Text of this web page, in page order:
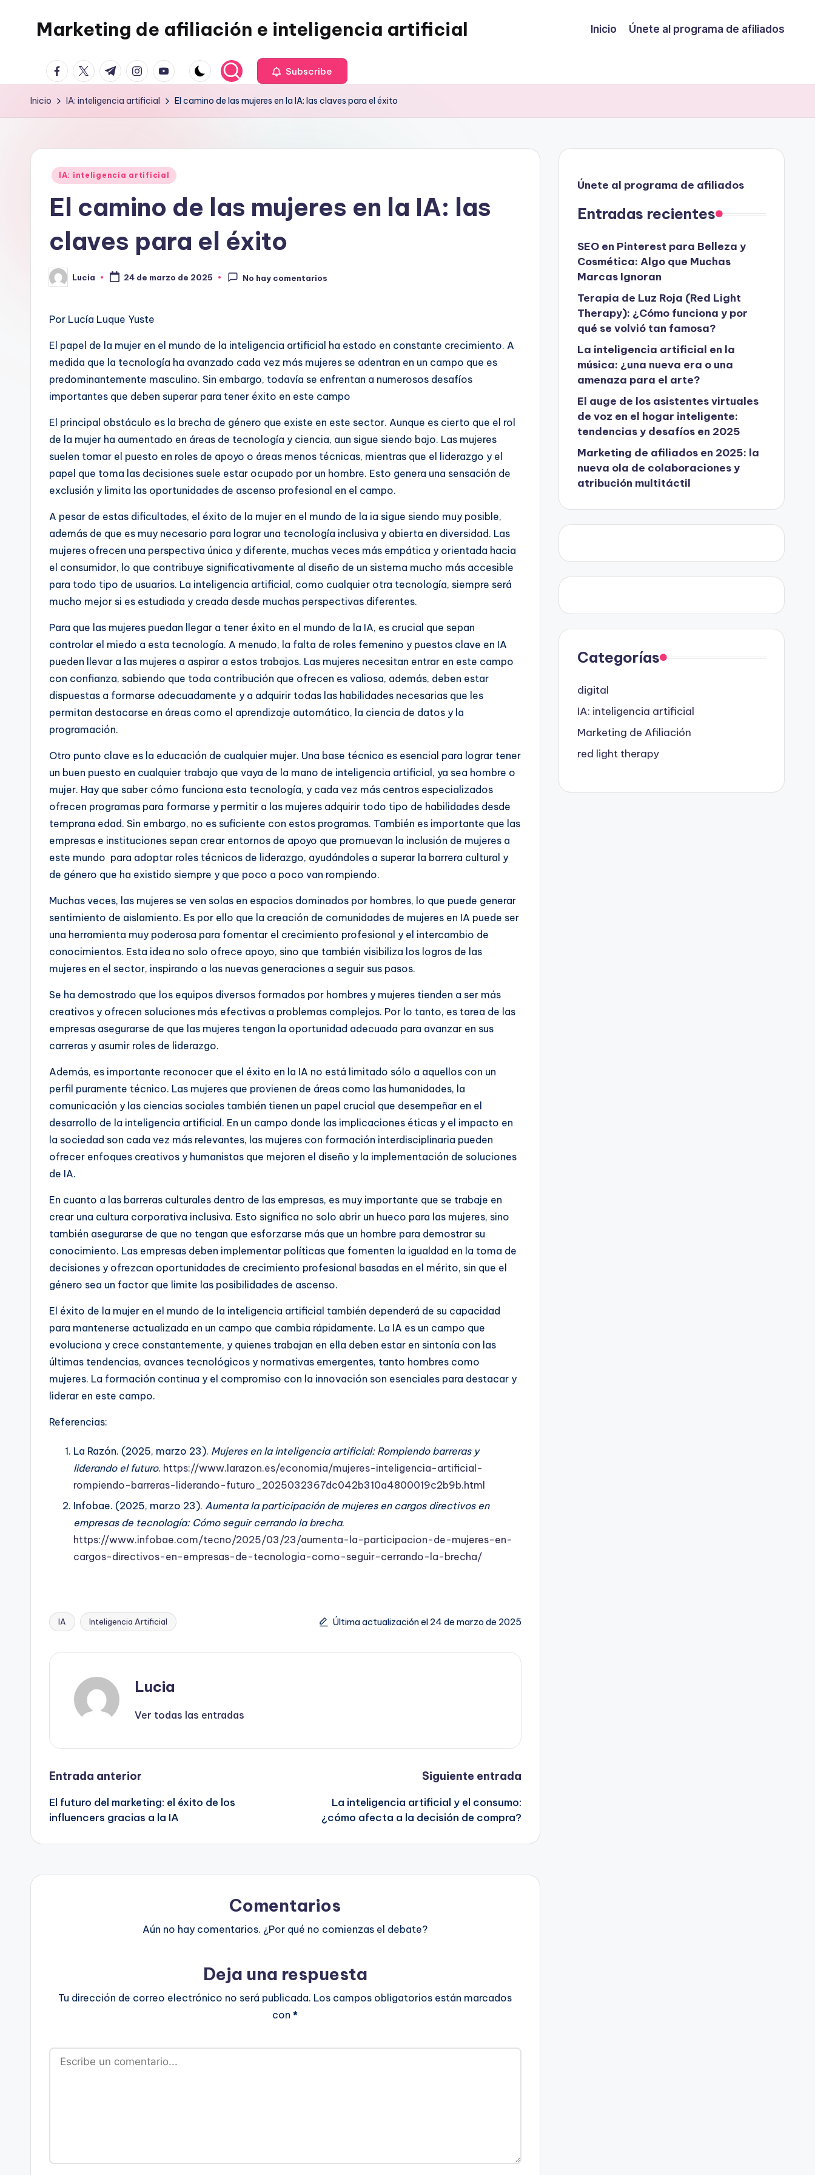
contenido
Marketing de afiliación e inteligencia artificial Inicio Únete al programa de afiliados
facebook.com
twitter.com
t.me instagram.com
youtube.com Subscribe
Inicio IA: inteligencia artificial El camino de las mujeres en la IA: las claves para el éxito
Publicado
IA: inteligencia artificial
El camino de las mujeres en la IA: las
claves para el éxito
Publicado
por
Lucia 24 de marzo de 2025 No hay comentarios
Por Lucía Luque Yuste
El papel de la mujer en el mundo de la inteligencia artificial ha estado en constante crecimiento. A
medida que la tecnología ha avanzado cada vez más mujeres se adentran en un campo que es
predominantemente masculino. Sin embargo, todavía se enfrentan a numerosos desafíos
importantes que deben superar para tener éxito en este campo
El principal obstáculo es la brecha de género que existe en este sector. Aunque es cierto que el rol
de la mujer ha aumentado en áreas de tecnología y ciencia, aun sigue siendo bajo. Las mujeres
suelen tomar el puesto en roles de apoyo o áreas menos técnicas, mientras que el liderazgo y el
papel que toma las decisiones suele estar ocupado por un hombre. Esto genera una sensación de
exclusión y limita las oportunidades de ascenso profesional en el campo.
A pesar de estas dificultades, el éxito de la mujer en el mundo de la ia sigue siendo muy posible,
además de que es muy necesario para lograr una tecnología inclusiva y abierta en diversidad. Las
mujeres ofrecen una perspectiva única y diferente, muchas veces más empática y orientada hacia
el consumidor, lo que contribuye significativamente al diseño de un sistema mucho más accesible
para todo tipo de usuarios. La inteligencia artificial, como cualquier otra tecnología, siempre será
mucho mejor si es estudiada y creada desde muchas perspectivas diferentes.
Para que las mujeres puedan llegar a tener éxito en el mundo de la IA, es crucial que sepan
controlar el miedo a esta tecnología. A menudo, la falta de roles femenino y puestos clave en IA
pueden llevar a las mujeres a aspirar a estos trabajos. Las mujeres necesitan entrar en este campo
con confianza, sabiendo que toda contribución que ofrecen es valiosa, además, deben estar
dispuestas a formarse adecuadamente y a adquirir todas las habilidades necesarias que les
permitan destacarse en áreas como el aprendizaje automático, la ciencia de datos y la
programación.
Otro punto clave es la educación de cualquier mujer. Una base técnica es esencial para lograr tener
un buen puesto en cualquier trabajo que vaya de la mano de inteligencia artificial, ya sea hombre o
mujer. Hay que saber cómo funciona esta tecnología, y cada vez más centros especializados
ofrecen programas para formarse y permitir a las mujeres adquirir todo tipo de habilidades desde
temprana edad. Sin embargo, no es suficiente con estos programas. También es importante que las
empresas e instituciones sepan crear entornos de apoyo que promuevan la inclusión de mujeres a
este mundo para adoptar roles técnicos de liderazgo, ayudándoles a superar la barrera cultural y
de género que ha existido siempre y que poco a poco van rompiendo.
Muchas veces, las mujeres se ven solas en espacios dominados por hombres, lo que puede generar
sentimiento de aislamiento. Es por ello que la creación de comunidades de mujeres en IA puede ser
una herramienta muy poderosa para fomentar el crecimiento profesional y el intercambio de
conocimientos. Esta idea no solo ofrece apoyo, sino que también visibiliza los logros de las
mujeres en el sector, inspirando a las nuevas generaciones a seguir sus pasos.
Se ha demostrado que los equipos diversos formados por hombres y mujeres tienden a ser más
creativos y ofrecen soluciones más efectivas a problemas complejos. Por lo tanto, es tarea de las
empresas asegurarse de que las mujeres tengan la oportunidad adecuada para avanzar en sus
carreras y asumir roles de liderazgo.
Además, es importante reconocer que el éxito en la IA no está limitado sólo a aquellos con un
perfil puramente técnico. Las mujeres que provienen de áreas como las humanidades, la
comunicación y las ciencias sociales también tienen un papel crucial que desempeñar en el
desarrollo de la inteligencia artificial. En un campo donde las implicaciones éticas y el impacto en
la sociedad son cada vez más relevantes, las mujeres con formación interdisciplinaria pueden
ofrecer enfoques creativos y humanistas que mejoren el diseño y la implementación de soluciones
de IA.
En cuanto a las barreras culturales dentro de las empresas, es muy importante que se trabaje en
crear una cultura corporativa inclusiva. Esto significa no solo abrir un hueco para las mujeres, sino
también asegurarse de que no tengan que esforzarse más que un hombre para demostrar su
conocimiento. Las empresas deben implementar políticas que fomenten la igualdad en la toma de
decisiones y ofrezcan oportunidades de crecimiento profesional basadas en el mérito, sin que el
género sea un factor que limite las posibilidades de ascenso.
El éxito de la mujer en el mundo de la inteligencia artificial también dependerá de su capacidad
para mantenerse actualizada en un campo que cambia rápidamente. La IA es un campo que
evoluciona y crece constantemente, y quienes trabajan en ella deben estar en sintonía con las
últimas tendencias, avances tecnológicos y normativas emergentes, tanto hombres como
mujeres. La formación continua y el compromiso con la innovación son esenciales para destacar y
liderar en este campo.
Referencias:
La Razón. (2025, marzo 23). Mujeres en la inteligencia artificial: Rompiendo barreras y
liderando el futuro. https://www.larazon.es/economia/mujeres-inteligencia-artificial-
rompiendo-barreras-liderando-futuro_2025032367dc042b310a4800019c2b9b.html
Infobae. (2025, marzo 23). Aumenta la participación de mujeres en cargos directivos en
empresas de tecnología: Cómo seguir cerrando la brecha.
https://www.infobae.com/tecno/2025/03/23/aumenta-la-participacion-de-mujeres-en-
cargos-directivos-en-empresas-de-tecnologia-como-seguir-cerrando-la-brecha/
Etiquetas:
IA Inteligencia Artificial Última actualización el 24 de marzo de 2025
Lucia
Ver todas las entradas
Navegación
de
entradas
Entrada anterior
El futuro del marketing: el éxito de los
influencers gracias a la IA
Siguiente entrada
La inteligencia artificial y el consumo:
¿cómo afecta a la decisión de compra?
Comentarios
Aún no hay comentarios. ¿Por qué no comienzas el debate?
Deja una respuesta
Tu dirección de correo electrónico no será publicada. Los campos obligatorios están marcados
con*
Únete al programa de afiliados
Entradas recientes
SEO en Pinterest para Belleza y
Cosmética: Algo que Muchas
Marcas Ignoran
Terapia de Luz Roja (Red Light
Therapy): ¿Cómo funciona y por
qué se volvió tan famosa?
La inteligencia artificial en la
música: ¿una nueva era o una
amenaza para el arte?
El auge de los asistentes virtuales
de voz en el hogar inteligente:
tendencias y desafíos en 2025
Marketing de afiliados en 2025: la
nueva ola de colaboraciones y
atribución multitáctil
Categorías
digital
IA: inteligencia artificial
Marketing de Afiliación
red light therapy